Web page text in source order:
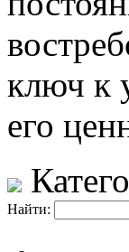
ключ к
его
Найти: